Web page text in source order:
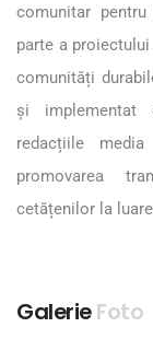
comunitar
parte a
comunități
și implementat
redacțiile
promovarea
cetățenilor la
GalerieFoto